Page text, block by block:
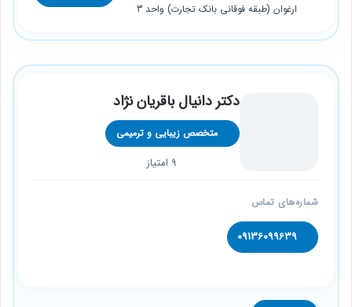
ارغوان (طبقه فوقانی بانک تجارت) واحد 3
دکتر دانیال باقریان نژاد
متخصص زیبایی و ترمیمی
9 امتیاز
شماره‌های تماس
09136099639